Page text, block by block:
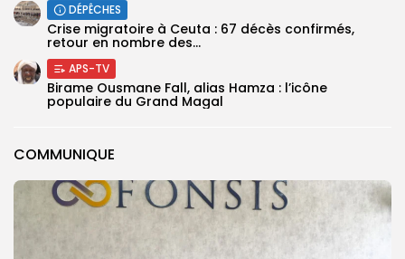
COMMUNIQUE
DÉPÊCHES
Crise migratoire à Ceuta : 67 décès confirmés,
retour en nombre des...
APS-TV
Birame Ousmane Fall, alias Hamza : l’icône
populaire du Grand Magal